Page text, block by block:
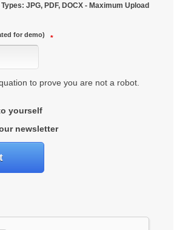
JPG, PDF, DOCX - Maximum Upload
for demo)
to prove you are not a robot.
yourself
newsletter